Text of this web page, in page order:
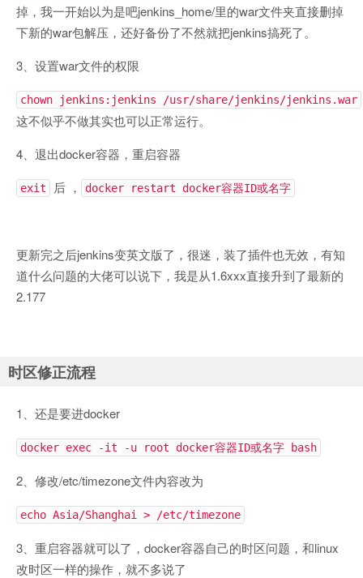
掉，我一开始以为是吧jenkins_home/里的war文件夹直接删掉
下新的war包解压，还好备份了不然就把jenkins搞死了。
3、设置war文件的权限
chown jenkins:jenkins /usr/share/jenkins/jenkins.war
这不似乎不做其实也可以正常运行。
4、退出docker容器，重启容器
exit 后 ， docker restart docker容器ID或名字
更新完之后jenkins变英文版了，很迷，装了插件也无效，有知
道什么问题的大佬可以说下，我是从1.6xxx直接升到了最新的
2.177
时区修正流程
1、还是要进docker
docker exec -it -u root docker容器ID或名字 bash
2、修改/etc/timezone文件内容改为
echo Asia/Shanghai > /etc/timezone
3、重启容器就可以了，docker容器自己的时区问题，和linux
改时区一样的操作，就不多说了